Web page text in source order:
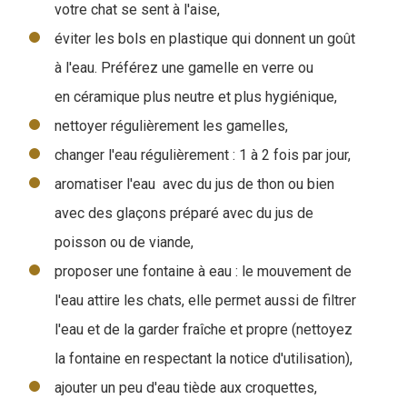
votre chat se sent à l'aise,
éviter les bols en plastique qui donnent un goût
à l'eau. Préférez une gamelle en verre ou
en céramique plus neutre et plus hygiénique,
nettoyer régulièrement les gamelles,
changer l'eau régulièrement : 1 à 2 fois par jour,
aromatiser l'eau avec du jus de thon ou bien
avec des glaçons préparé avec du jus de
poisson ou de viande,
proposer une fontaine à eau : le mouvement de
l'eau attire les chats, elle permet aussi de filtrer
l'eau et de la garder fraîche et propre (nettoyez
la fontaine en respectant la notice d'utilisation),
ajouter un peu d'eau tiède aux croquettes,